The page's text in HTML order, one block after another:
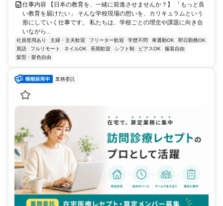
仕事内容 【日本の教育を、一緒に前進させませんか？】 「もっと良
い教育を届けたい」 そんな学校現場の想いを、カリキュラムという
形にしていく仕事です。 私たちは、学校ごとの理念や課題に向き合
いながら...
社員登用あり 主婦・主夫歓迎 フリーター歓迎 学歴不問 車通勤OK
即日勤務OK
英語
フルリモート ネイルOK 長期歓迎 シフト制 ピアスOK
服装自由
髪型・髪色自由
業務委託